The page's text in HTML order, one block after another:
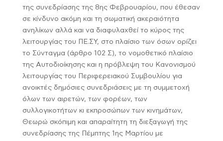
της συνεδρίασης της 8ης Φεβρουαρίου, που έθεσαν
σε κίνδυνο ακόμη και τη σωματική ακεραιότητα
ανηλίκων αλλά και να διαφυλαχθεί το κύρος της
λειτουργίας του ΠΕ.ΣΥ, στο πλαίσιο των όσων ορίζει
το Σύνταγμα (άρθρο 102 Σ), το νομοθετικό πλαίσιο
της Αυτοδιοίκησης και η πρόβλεψη του Κανονισμού
λειτουργίας του Περιφερειακού Συμβουλίου για
ανοικτές δημόσιες συνεδριάσεις με τη συμμετοχή
όλων των αιρετών, των φορέων, των
συλλογικοτήτων κι εκπροσώπων των κινημάτων,
Θεωρώ σκόπιμη και απαραίτητη τη διεξαγωγή της
συνεδρίασης της Πέμπτης 1ης Μαρτίου με